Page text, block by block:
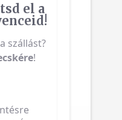
el a
szállást?
!